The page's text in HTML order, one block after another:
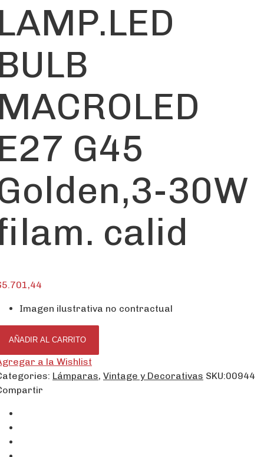
G45
30W
calid
5.701,44
Imagen ilustrativa no contractual
AÑADIR AL CARRITO
a la Wishlist
Lámparas, Vintage y Decorativas SKU:00944